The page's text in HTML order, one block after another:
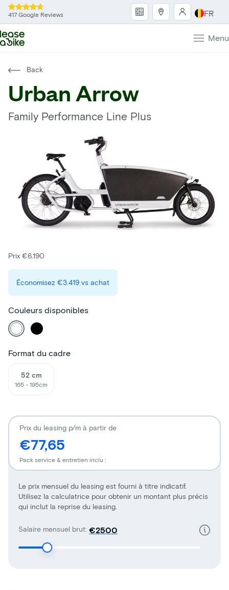
417 Google Reviews FR
Menu
Back
Urban Arrow
Family Performance Line Plus
Prix €6.190
Économisez €3.419 vs achat
Couleurs disponibles
Format du cadre
52 cm
165 - 195cm
Salaire mensuel brut: €
Le prix mensuel du leasing est fourni à titre indicatif.
Utilisez la calculatrice pour obtenir un montant plus précis
qui inclut la reprise du leasing.
Prix du leasing p/m à partir de
€77,65
Pack service & entretien inclu :